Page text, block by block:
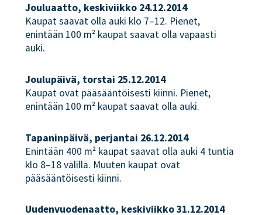
Jouluaatto, keskiviikko 24.12.2014
Kaupat saavat olla auki klo 7–12. Pienet,
enintään 100 m² kaupat saavat olla vapaasti
auki.
Joulupäivä, torstai 25.12.2014
Kaupat ovat pääsääntöisesti kiinni. Pienet,
enintään 100 m² kaupat saavat olla auki.
Tapaninpäivä, perjantai 26.12.2014
Enintään 400 m² kaupat saavat olla auki 4 tuntia
klo 8–18 välillä. Muuten kaupat ovat
pääsääntöisesti kiinni.
Uudenvuodenaatto, keskiviikko 31.12.2014